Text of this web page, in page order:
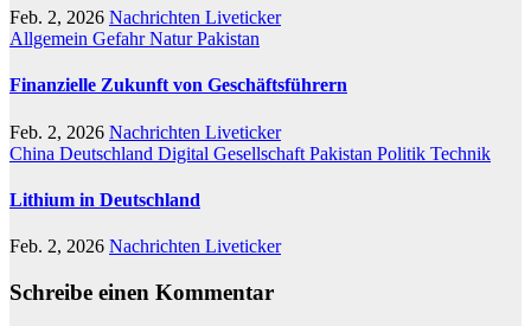
Feb. 2, 2026 Nachrichten Liveticker
Allgemein GefahrNaturPakistan
Finanzielle Zukunft von Geschäftsführern
Feb. 2, 2026 Nachrichten Liveticker
China Deutschland Digital Gesellschaft Pakistan Politik Technik
Lithium in Deutschland
Feb. 2, 2026 Nachrichten Liveticker
Schreibe einen Kommentar